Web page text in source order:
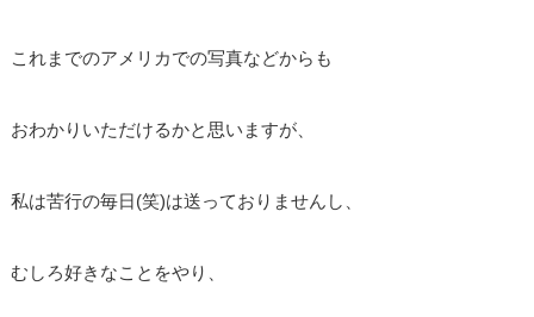
これまでのアメリカでの写真などからも
おわかりいただけるかと思いますが、
私は苦行の毎日(笑)は送っておりませんし、
むしろ好きなことをやり、